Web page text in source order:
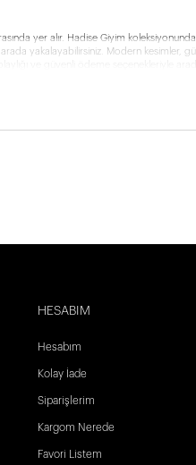
yer alır. Hadise Giyim
yakalayabilirsiniz. Modern
ve güvenli ödeme seçenekleriyle
HESABIM
Hesabım
Kolay İade
Siparişlerim
Kargom Nerede
Favori Listem